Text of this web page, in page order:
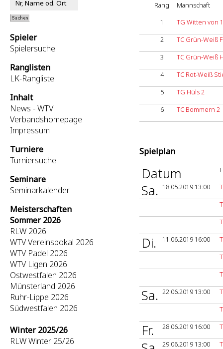
Spieler
Spielersuche
Ranglisten
LK-Rangliste
Inhalt
News - WTV
Verbandshomepage
Impressum
Turniere
Turniersuche
Seminare
Seminarkalender
Meisterschaften
Sommer 2026
RLW 2026
WTV Vereinspokal 2026
WTV Padel 2026
WTV Ligen 2026
Ostwestfalen 2026
Münsterland 2026
Ruhr-Lippe 2026
Südwestfalen 2026
Winter 2025/26
RLW Winter 25/26
Rang
Mannschaft
1
TG Witten von
2
TC Grün-Weiß
3
TC Grün-Weiß
4
TC Rot-Weiß
5
TG Hüls 2
6
TC Bommern 2
Spielplan
Datum
Sa. 18.05.2019 13:00
Di. 11.06.2019 16:00
Sa. 22.06.2019 13:00
Fr. 28.06.2019 16:00
29.06.2019 13:00